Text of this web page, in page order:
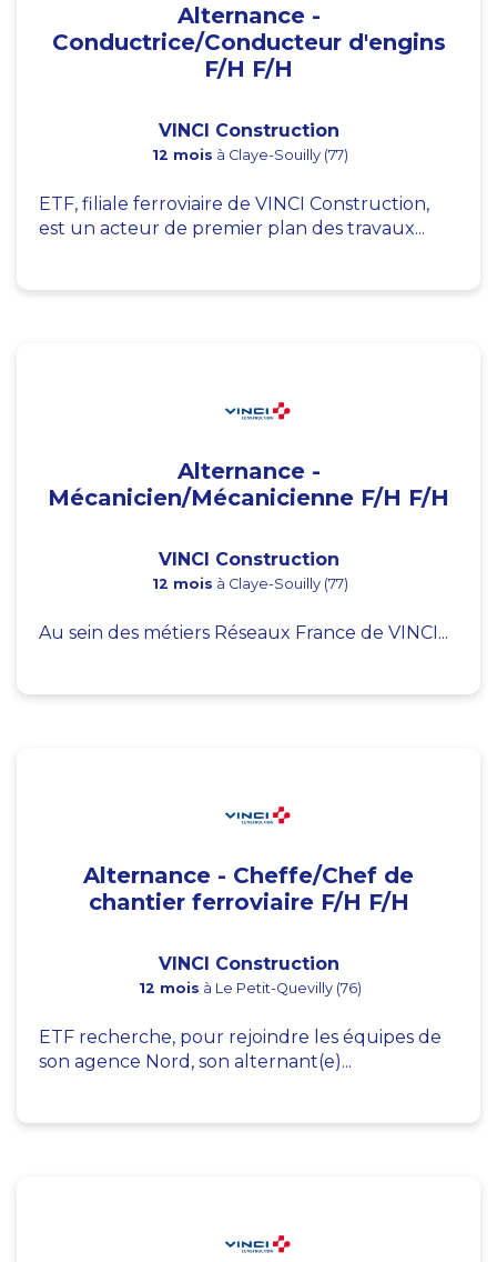
Alternance -
Conductrice/Conducteur d'engins
F/H F/H
VINCI Construction
12 mois à Claye-Souilly (77)
ETF, filiale ferroviaire de VINCI Construction,
est un acteur de premier plan des travaux...
Alternance -
Mécanicien/Mécanicienne F/H F/H
VINCI Construction
12 mois à Claye-Souilly (77)
Au sein des métiers Réseaux France de VINCI...
Alternance - Cheffe/Chef de
chantier ferroviaire F/H F/H
VINCI Construction
12 mois à Le Petit-Quevilly (76)
ETF recherche, pour rejoindre les équipes de
son agence Nord, son alternant(e)...